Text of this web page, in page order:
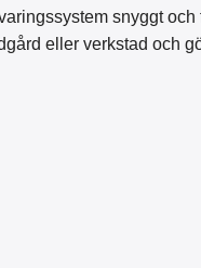
snyggt
eller verkstad och